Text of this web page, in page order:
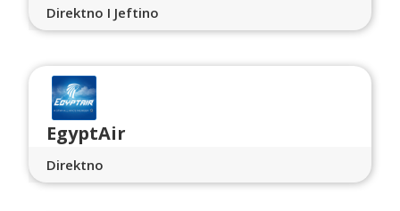
Direktno I Jeftino
EgyptAir
Direktno